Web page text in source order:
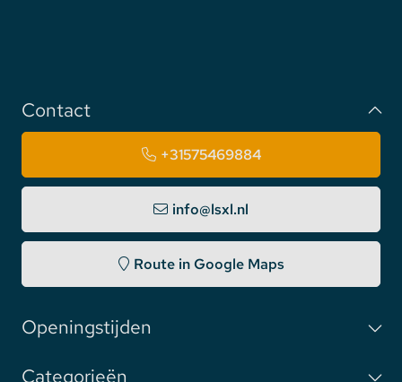
Contact
+31575469884
info@lsxl.nl
Route in Google Maps
Openingstijden
Categorieën